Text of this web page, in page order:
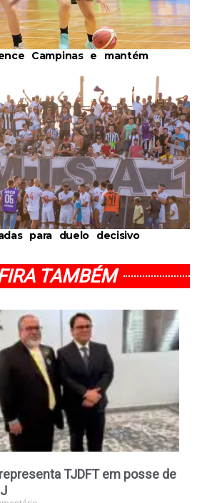
Campinas e mantém
para duelo decisivo
TAMBÉM
TJDFT em posse de